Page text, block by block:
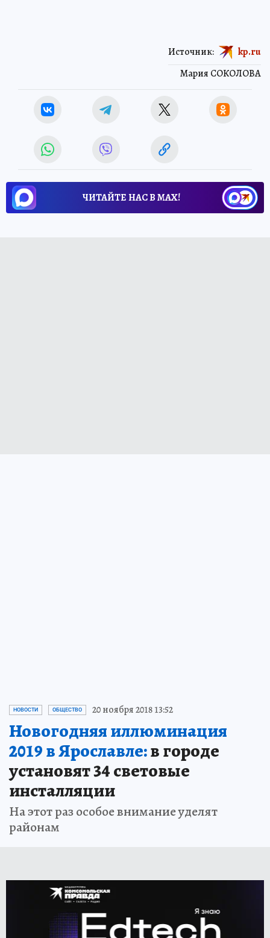
Мария СОКОЛОВА
Источник: kp.ru
ЧИТАЙТЕ НАС В МАХ!
НОВОСТИ ОБЩЕСТВО 20 ноября 2018 13:52
Новогодняя иллюминация
2019 в Ярославле:в городе
установят 34 световые
инсталляции
На этот раз особое внимание уделят
районам